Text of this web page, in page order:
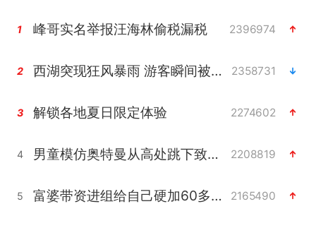
1 峰哥实名举报汪海林偷税漏税 2396974
2 西湖突现狂风暴雨 游客瞬间被浇透 2358731
3 解锁各地夏日限定体验 2274602
4 男童模仿奥特曼从高处跳下致骨折 2208819
5 富婆带资进组给自己硬加60多场吻戏 2165490